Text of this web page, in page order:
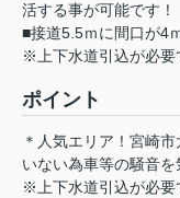
活する事が可能です！
■接道5.5ｍに間口が4
※上下水道引込が必要
ポイント
＊人気エリア！宮崎
いない為車等の騒音
※上下水道引込が必要